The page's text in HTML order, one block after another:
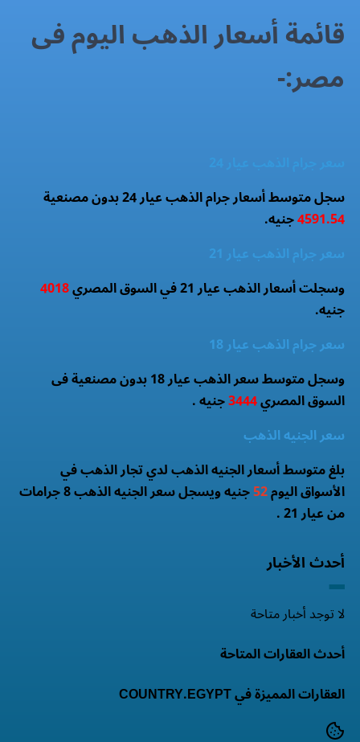
قائمة أسعار الذهب اليوم فى
مصر:-
سجل متوسط أسعار جرام الذهب عيار 24 بدون مصنعية
4591.54جنيه.
سعر جرام الذهب عيار 21
وسجلت أسعار الذهب عيار 21 في السوق المصري
4018
جنيه.
سعر جرام الذهب عيار 18
وسجل متوسط سعر الذهب عيار 18 بدون مصنعية فى
السوق المصري3444جنيه .
سعر الجنيه الذهب
بلغ متوسط أسعار الجنيه الذهب لدي تجار الذهب في
الأسواق اليوم52 جنيه ويسجل سعر الجنيه الذهب 8 جرامات
من عيار 21 .
أحدث الأخبار
لا توجد أخبار متاحة
أحدث العقارات المتاحة
العقارات المميزة في COUNTRY.EGYPT